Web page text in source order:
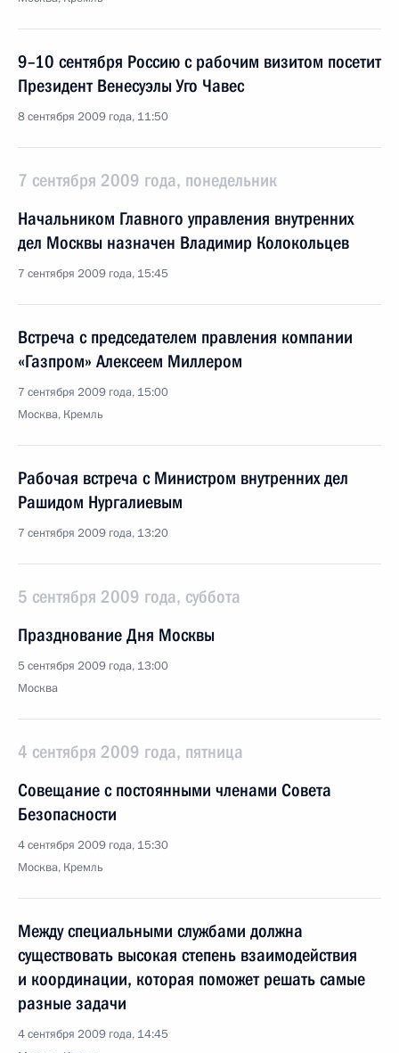
9–10 сентября Россию с рабочим визитом посетит
Президент Венесуэлы Уго Чавес
8 сентября 2009 года, 11:50
7 сентября 2009 года, понедельник
Начальником Главного управления внутренних
дел Москвы назначен Владимир Колокольцев
7 сентября 2009 года, 15:45
Встреча с председателем правления компании
«Газпром» Алексеем Миллером
7 сентября 2009 года, 15:00
Москва, Кремль
Рабочая встреча с Министром внутренних дел
Рашидом Нургалиевым
7 сентября 2009 года, 13:20
5 сентября 2009 года, суббота
Празднование Дня Москвы
5 сентября 2009 года, 13:00
Москва
4 сентября 2009 года, пятница
Совещание с постоянными членами Совета
Безопасности
4 сентября 2009 года, 15:30
Москва, Кремль
Между специальными службами должна
существовать высокая степень взаимодействия
и координации, которая поможет решать самые
разные задачи
4 сентября 2009 года, 14:45